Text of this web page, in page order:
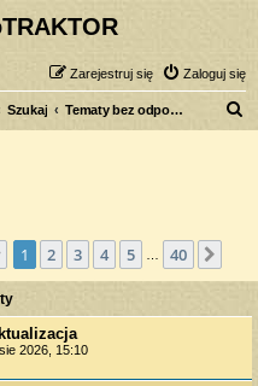
Zaloguj się
Zarejestruj się
Szukaj Tematy bez odpowiedzi
Strona z40
1 2 3 4 5 40
2026, 15:10